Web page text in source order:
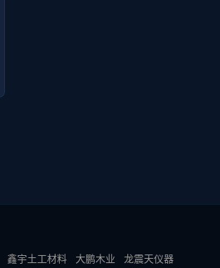
鑫宇土工材料 大鹏木业
龙震天仪器